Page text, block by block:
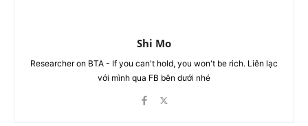
Shi Mo
Researcher on BTA - If you can't hold, you won't be rich. Liên lạc
với mình qua FB bên dưới nhé